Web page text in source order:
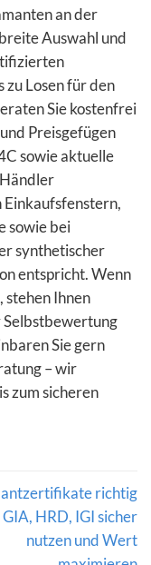
an der
Auswahl und
zu Losen für den
Sie kostenfrei
Preisgefügen
sowie aktuelle
sowie bei
synthetischer
entspricht. Wenn
stehen Ihnen
Selbstbewertung
Sie gern
– wir
zum sicheren
richtig
GIA, HRD, IGI sicher
nutzen und Wert